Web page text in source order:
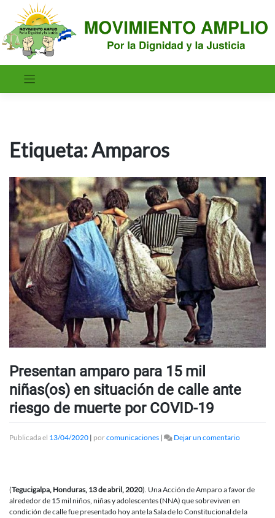
contenido
Etiqueta:Amparos
Presentan amparo para 15 mil
niñas(os) en situación de calle ante
riesgo de muerte por COVID-19
Publicada el 13/04/2020 | porcomunicaciones | Dejar un comentarioen
mil
en
(Tegucigalpa, Honduras, 13 de abril, 2020). Una Acción de Amparo a favor de
alrededor de 15 mil niños, niñas y adolescentes (NNA) que sobreviven en
condición de calle fue presentado hoy ante la Sala de lo Constitucional de la